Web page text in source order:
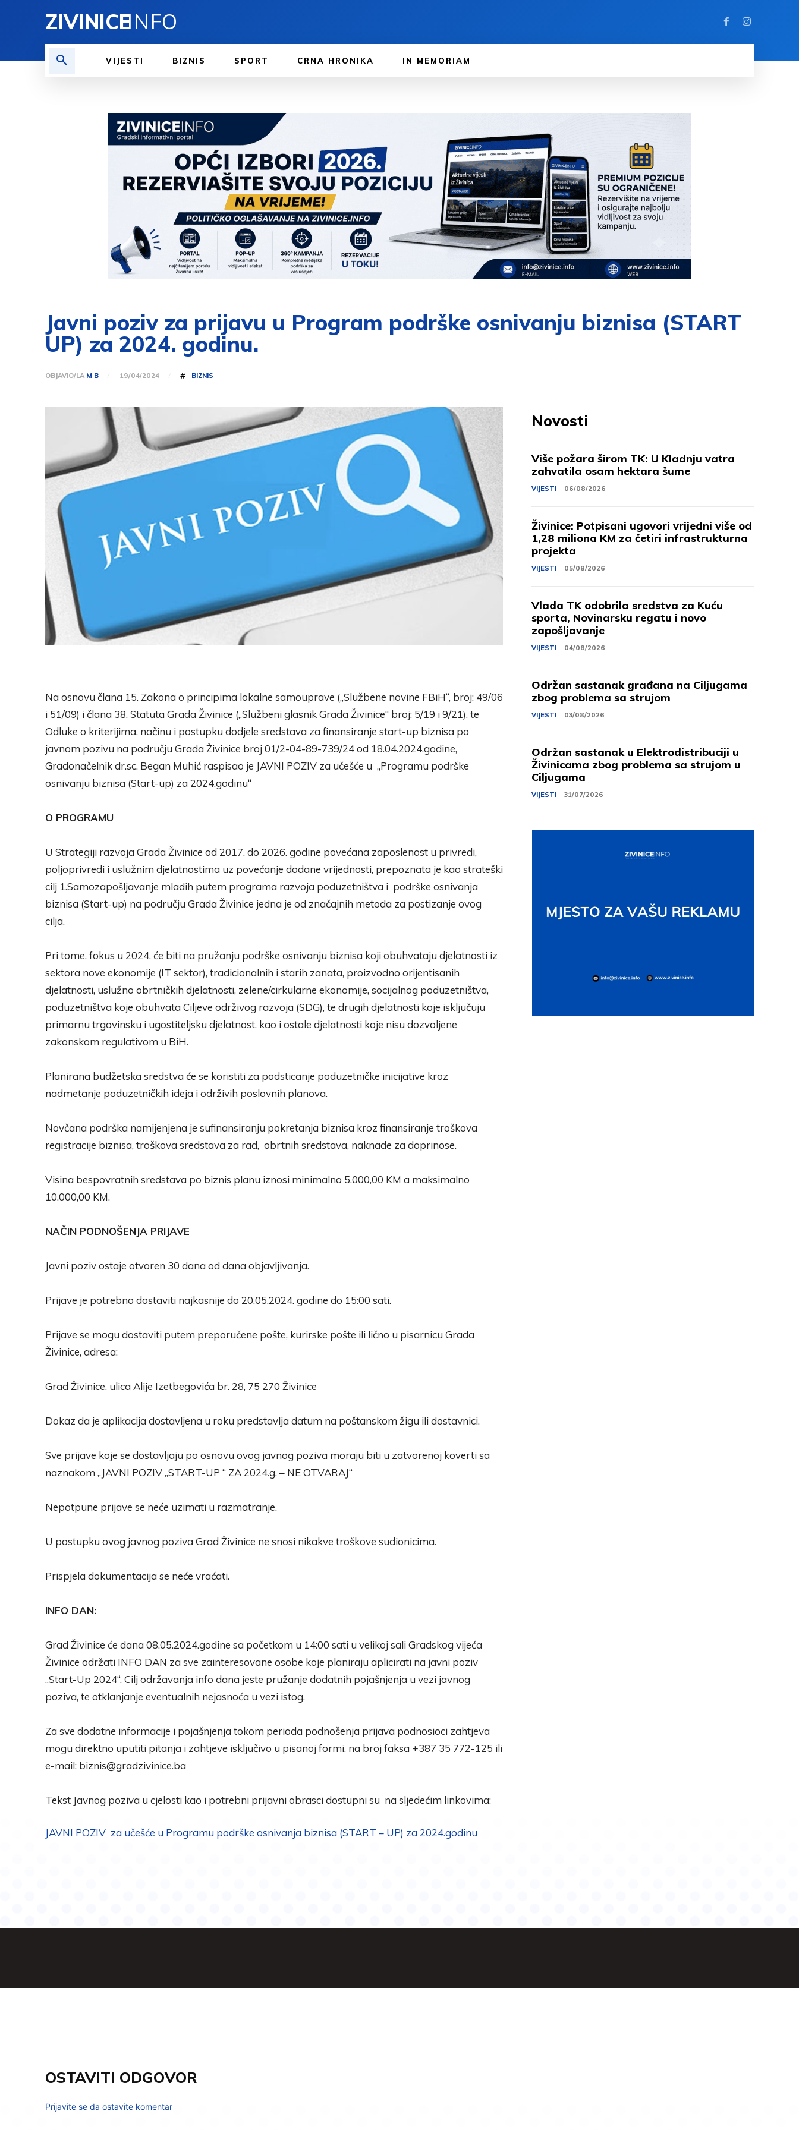
ZIVINICEINFO
VIJESTI BIZNIS SPORT CRNA HRONIKA IN MEMORIAM
Javni poziv za prijavu u Program podrške osnivanju biznisa (START
UP) za 2024. godinu.
OBJAVIO/LA M B 19/04/2024 # BIZNIS
Na osnovu člana 15. Zakona o principima lokalne samouprave („Službene novine FBiH“, broj: 49/06
i 51/09) i člana 38. Statuta Grada Živinice („Službeni glasnik Grada Živinice“ broj: 5/19 i 9/21), te
Odluke o kriterijima, načinu i postupku dodjele sredstava za finansiranje start-up biznisa po
javnom pozivu na području Grada Živinice broj 01/2-04-89-739/24 od 18.04.2024.godine,
Gradonačelnik dr.sc. Began Muhić raspisao je JAVNI POZIV za učešće u „Programu podrške
osnivanju biznisa (Start-up) za 2024.godinu“
O PROGRAMU
U Strategiji razvoja Grada Živinice od 2017. do 2026. godine povećana zaposlenost u privredi,
poljoprivredi i uslužnim djelatnostima uz povećanje dodane vrijednosti, prepoznata je kao strateški
cilj 1.Samozapošljavanje mladih putem programa razvoja poduzetništva i podrške osnivanja
biznisa (Start-up) na području Grada Živinice jedna je od značajnih metoda za postizanje ovog
cilja.
Pri tome, fokus u 2024. će biti na pružanju podrške osnivanju biznisa koji obuhvataju djelatnosti iz
sektora nove ekonomije (IT sektor), tradicionalnih i starih zanata, proizvodno orijentisanih
djelatnosti, uslužno obrtničkih djelatnosti, zelene/cirkularne ekonomije, socijalnog poduzetništva,
poduzetništva koje obuhvata Ciljeve održivog razvoja (SDG), te drugih djelatnosti koje isključuju
primarnu trgovinsku i ugostiteljsku djelatnost, kao i ostale djelatnosti koje nisu dozvoljene
zakonskom regulativom u BiH.
Planirana budžetska sredstva će se koristiti za podsticanje poduzetničke inicijative kroz
nadmetanje poduzetničkih ideja i održivih poslovnih planova.
Novčana podrška namijenjena je sufinansiranju pokretanja biznisa kroz finansiranje troškova
registracije biznisa, troškova sredstava za rad, obrtnih sredstava, naknade za doprinose.
Visina bespovratnih sredstava po biznis planu iznosi minimalno 5.000,00 KM a maksimalno
10.000,00 KM.
NAČIN PODNOŠENJA PRIJAVE
Javni poziv ostaje otvoren 30 dana od dana objavljivanja.
Prijave je potrebno dostaviti najkasnije do 20.05.2024. godine do 15:00 sati.
Prijave se mogu dostaviti putem preporučene pošte, kurirske pošte ili lično u pisarnicu Grada
Živinice, adresa:
Grad Živinice, ulica Alije Izetbegovića br. 28, 75 270 Živinice
Dokaz da je aplikacija dostavljena u roku predstavlja datum na poštanskom žigu ili dostavnici.
Sve prijave koje se dostavljaju po osnovu ovog javnog poziva moraju biti u zatvorenoj koverti sa
naznakom „JAVNI POZIV „START-UP “ ZA 2024.g. – NE OTVARAJ“
Nepotpune prijave se neće uzimati u razmatranje.
U postupku ovog javnog poziva Grad Živinice ne snosi nikakve troškove sudionicima.
Prispjela dokumentacija se neće vraćati.
INFO DAN:
Grad Živinice će dana 08.05.2024.godine sa početkom u 14:00 sati u velikoj sali Gradskog vijeća
Živinice održati INFO DAN za sve zainteresovane osobe koje planiraju aplicirati na javni poziv
„Start-Up 2024“. Cilj održavanja info dana jeste pružanje dodatnih pojašnjenja u vezi javnog
poziva, te otklanjanje eventualnih nejasnoća u vezi istog.
Za sve dodatne informacije i pojašnjenja tokom perioda podnošenja prijava podnosioci zahtjeva
mogu direktno uputiti pitanja i zahtjeve isključivo u pisanoj formi, na broj faksa +387 35 772-125 ili
e-mail: biznis@gradzivinice.ba
Tekst Javnog poziva u cjelosti kao i potrebni prijavni obrasci dostupni su na sljedećim linkovima:
JAVNI POZIV za učešće u Programu podrške osnivanja biznisa (START – UP) za 2024.godinu
Novosti
Više požara širom TK: U Kladnju vatra
zahvatila osam hektara šume
VIJESTI 06/08/2026
Živinice: Potpisani ugovori vrijedni više od
1,28 miliona KM za četiri infrastrukturna
projekta
VIJESTI 05/08/2026
Vlada TK odobrila sredstva za Kuću
sporta, Novinarsku regatu i novo
zapošljavanje
VIJESTI 04/08/2026
Održan sastanak građana na Ciljugama
zbog problema sa strujom
VIJESTI 03/08/2026
Održan sastanak u Elektrodistribuciji u
Živinicama zbog problema sa strujom u
Ciljugama
VIJESTI 31/07/2026
OSTAVITI ODGOVOR
Prijavite se da ostavite komentar